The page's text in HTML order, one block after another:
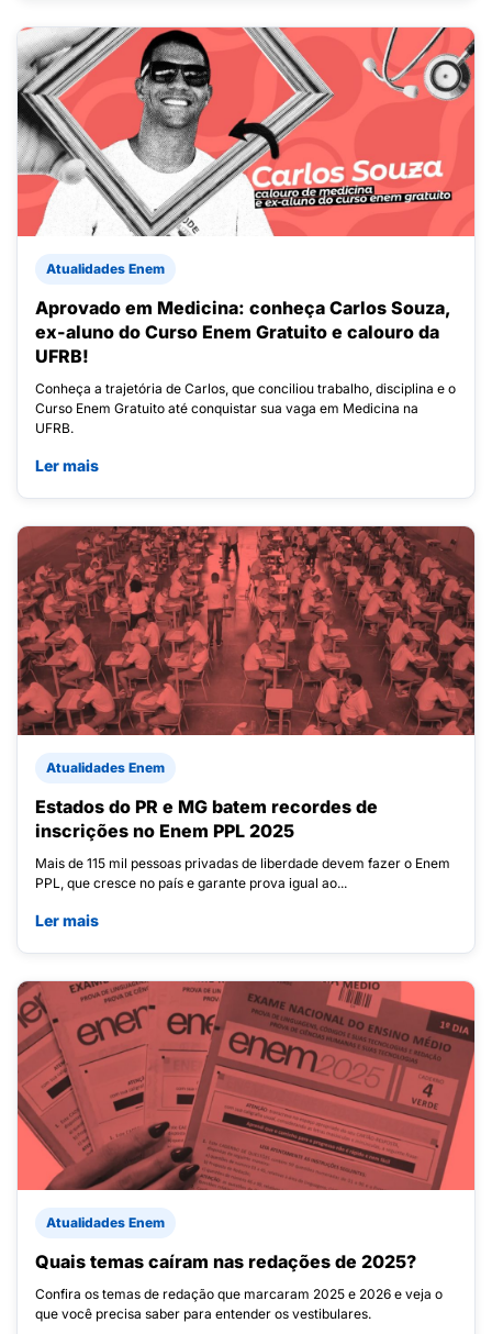
Atualidades Enem
Aprovado em Medicina: conheça Carlos Souza,
ex-aluno do Curso Enem Gratuito e calouro da
UFRB!
Conheça a trajetória de Carlos, que conciliou trabalho, disciplina e o
Curso Enem Gratuito até conquistar sua vaga em Medicina na
UFRB.
Ler mais
Atualidades Enem
Estados do PR e MG batem recordes de
inscrições no Enem PPL 2025
Mais de 115 mil pessoas privadas de liberdade devem fazer o Enem
PPL, que cresce no país e garante prova igual ao...
Ler mais
Atualidades Enem
Quais temas caíram nas redações de 2025?
Confira os temas de redação que marcaram 2025 e 2026 e veja o
que você precisa saber para entender os vestibulares.